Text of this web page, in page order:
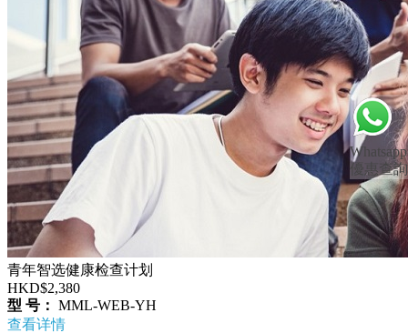
Whatsapp
優惠查詢
青年智选健康检查计划
HKD$2,380
型 号： MML-WEB-YH
查看详情